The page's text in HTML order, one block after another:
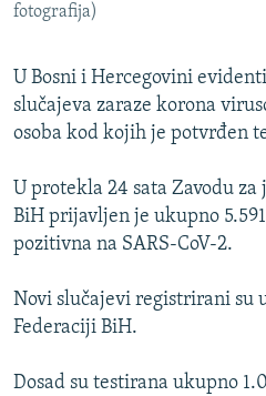
TV LIBERTY
POST SCRIPTUM
TRI DECENIJE OD RATA U BIH
SVE KARTE DEJTONA
Sve RFE/RL stranice
fotografija)
U Bosni i Hercegovini
slučajeva zaraze korona
osoba kod kojih je potvrđen
U protekla 24 sata Zavodu za
BiH prijavljen je ukupno
pozitivna na SARS-CoV-2.
Novi slučajevi registrirani su
Federaciji BiH.
Dosad su testirana ukupno